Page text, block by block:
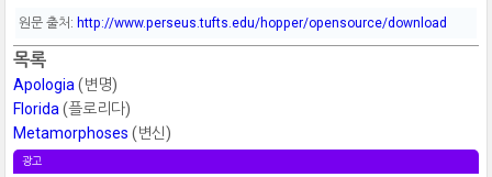
원문 출처: http://www.perseus.tufts.edu/hopper/opensource/download
목록
Apologia (변명)
Florida (플로리다)
Metamorphoses (변신)
광고